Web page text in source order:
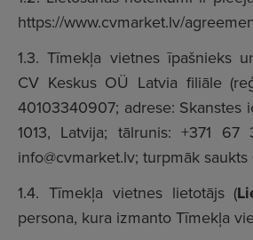
https://www.cvmarket.lv/
1.3. Tīmekļa vietnes īpašnieks
CV Keskus OÜ Latvia filiāle
40103340907; adrese: Skanstes
1013, Latvija; tālrunis: +371 67
info@cvmarket.lv; turpmāk saukts
1.4. Tīmekļa vietnes lietotājs (
persona, kura izmanto Tīmekļa